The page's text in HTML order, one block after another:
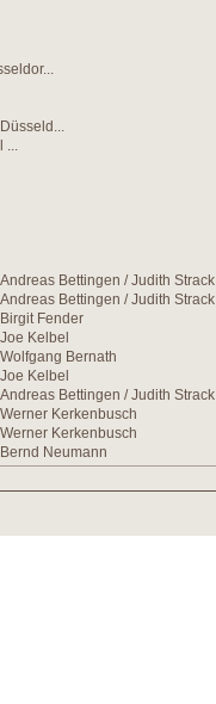
...
Andreas Bettingen / Judith Strack
Andreas Bettingen / Judith Strack
Birgit Fender
Joe Kelbel
Wolfgang Bernath
Joe Kelbel
Andreas Bettingen / Judith Strack
Werner Kerkenbusch
Werner Kerkenbusch
Bernd Neumann